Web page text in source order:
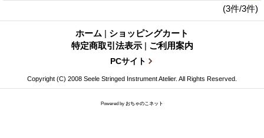
(3件/3件)
ホーム | ショッピングカート
特定商取引法表示 | ご利用案内
PCサイト
Copyright (C) 2008 Seele Stringed Instrument Atelier. All Rights Reserved.
Powered by おちゃのこネット